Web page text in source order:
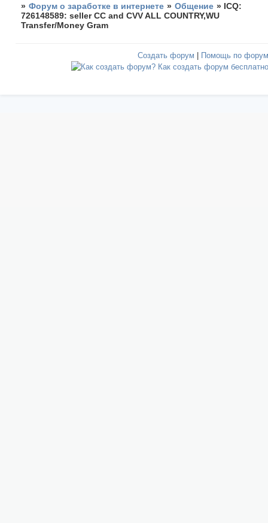
» Форум о заработке в интернете » Общение » ICQ:
726148589: seller CC and CVV ALL COUNTRY,WU
Transfer/Money Gram
Создать форум | Помощь по